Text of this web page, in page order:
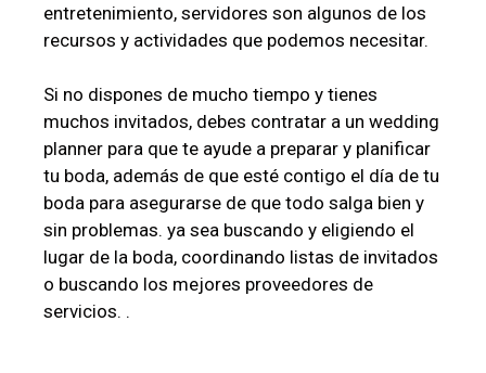
entretenimiento, servidores son algunos de los
recursos y actividades que podemos necesitar.
Si no dispones de mucho tiempo y tienes
muchos invitados, debes contratar a un wedding
planner para que te ayude a preparar y planificar
tu boda, además de que esté contigo el día de tu
boda para asegurarse de que todo salga bien y
sin problemas. ya sea buscando y eligiendo el
lugar de la boda, coordinando listas de invitados
o buscando los mejores proveedores de
servicios. .